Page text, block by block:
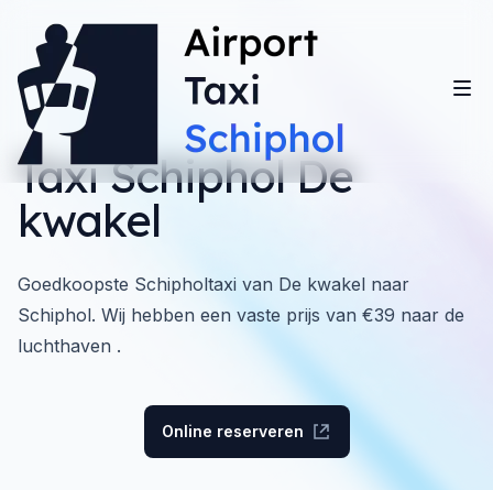
Taxi Schiphol De
kwakel
Goedkoopste Schipholtaxi van De kwakel naar
Schiphol. Wij hebben een vaste prijs van €39 naar de
luchthaven .
Online reserveren